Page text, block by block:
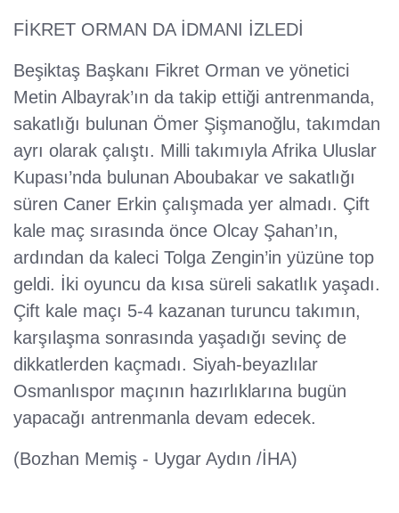
FİKRET ORMAN DA İDMANI İZLEDİ
Beşiktaş Başkanı Fikret Orman ve yönetici
Metin Albayrak’ın da takip ettiği antrenmanda,
sakatlığı bulunan Ömer Şişmanoğlu, takımdan
ayrı olarak çalıştı. Milli takımıyla Afrika Uluslar
Kupası’nda bulunan Aboubakar ve sakatlığı
süren Caner Erkin çalışmada yer almadı. Çift
kale maç sırasında önce Olcay Şahan’ın,
ardından da kaleci Tolga Zengin’in yüzüne top
geldi. İki oyuncu da kısa süreli sakatlık yaşadı.
Çift kale maçı 5-4 kazanan turuncu takımın,
karşılaşma sonrasında yaşadığı sevinç de
dikkatlerden kaçmadı. Siyah-beyazlılar
Osmanlıspor maçının hazırlıklarına bugün
yapacağı antrenmanla devam edecek.
(Bozhan Memiş - Uygar Aydın /İHA)